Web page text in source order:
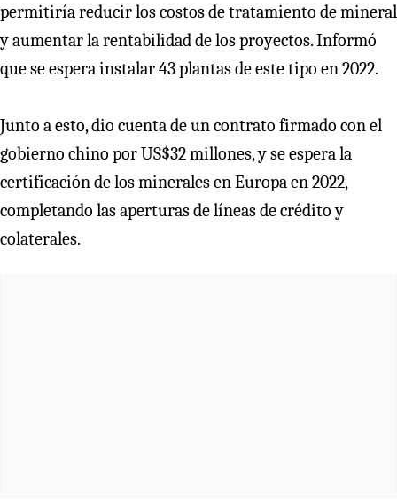
permitiría reducir los costos de tratamiento de mineral
y aumentar la rentabilidad de los proyectos. Informó
que se espera instalar 43 plantas de este tipo en 2022.
Junto a esto, dio cuenta de un contrato firmado con el
gobierno chino por US$32 millones, y se espera la
certificación de los minerales en Europa en 2022,
completando las aperturas de líneas de crédito y
colaterales.